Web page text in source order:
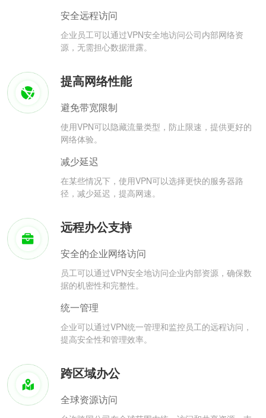
安全远程访问
企业员工可以通过VPN安全地访问公司内部网络资
源，无需担心数据泄露。
提高网络性能
避免带宽限制
使用VPN可以隐藏流量类型，防止限速，提供更好的
网络体验。
减少延迟
在某些情况下，使用VPN可以选择更快的服务器路
径，减少延迟，提高网速。
远程办公支持
安全的企业网络访问
员工可以通过VPN安全地访问企业内部资源，确保数
据的机密性和完整性。
统一管理
企业可以通过VPN统一管理和监控员工的远程访问，
提高安全性和管理效率。
跨区域办公
全球资源访问